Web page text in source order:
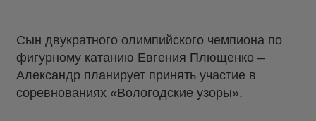
Сын двукратного олимпийского чемпиона по
фигурному катанию Евгения Плющенко –
Александр планирует принять участие в
соревнованиях «Вологодские узоры».